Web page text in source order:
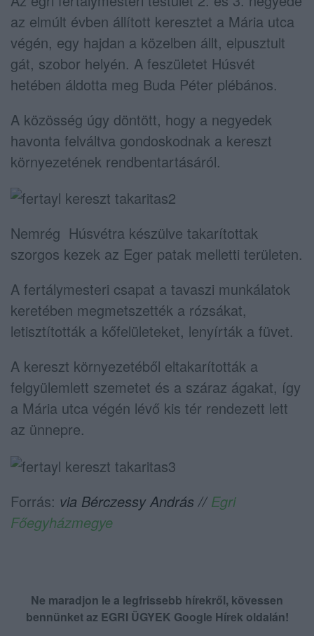
az elmúlt évben állított keresztet a Mária utca
végén, egy hajdan a közelben állt, elpusztult
gát, szobor helyén. A feszületet Húsvét
hetében áldotta meg Buda Péter plébános.
A közösség úgy döntött, hogy a negyedek
havonta felváltva gondoskodnak a kereszt
környezetének rendbentartásáról.
Nemrég Húsvétra készülve takarítottak
szorgos kezek az Eger patak melletti területen.
A fertálymesteri csapat a tavaszi munkálatok
keretében megmetszették a rózsákat,
letisztították a kőfelületeket, lenyírták a füvet.
A kereszt környezetéből eltakarították a
felgyülemlett szemetet és a száraz ágakat, így
a Mária utca végén lévő kis tér rendezett lett
az ünnepre.
Forrás: via Bérczessy András //Egri
Főegyházmegye
Ne maradjon le a legfrissebb hírekről, kövessen
bennünket az EGRI ÜGYEK Google Hírek oldalán!